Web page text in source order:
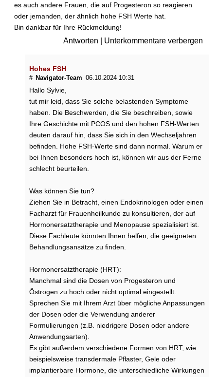
es auch andere Frauen, die auf Progesteron so reagieren
oder jemanden, der ähnlich hohe FSH Werte hat.
Bin dankbar für Ihre Rückmeldung!
Antworten Unterkommentare verbergen
Hohes FSH
# Navigator-Team 06.10.2024 10:31
Hallo Sylvie,
tut mir leid, dass Sie solche belastenden Symptome
haben. Die Beschwerden, die Sie beschreiben, sowie
Ihre Geschichte mit PCOS und den hohen FSH-Werten
deuten darauf hin, dass Sie sich in den Wechseljahren
befinden. Hohe FSH-Werte sind dann normal. Warum er
bei Ihnen besonders hoch ist, können wir aus der Ferne
schlecht beurteilen.
Was können Sie tun?
Ziehen Sie in Betracht, einen Endokrinologen oder einen
Facharzt für Frauenheilkunde zu konsultieren, der auf
Hormonersatztherapie und Menopause spezialisiert ist.
Diese Fachleute könnten Ihnen helfen, die geeigneten
Behandlungsansätze zu finden.
Hormonersatztherapie (HRT):
Manchmal sind die Dosen von Progesteron und
Östrogen zu hoch oder nicht optimal eingestellt.
Sprechen Sie mit Ihrem Arzt über mögliche Anpassungen
der Dosen oder die Verwendung anderer
Formulierungen (z.B. niedrigere Dosen oder andere
Anwendungsarten).
Es gibt außerdem verschiedene Formen von HRT, wie
beispielsweise transdermale Pflaster, Gele oder
implantierbare Hormone, die unterschiedliche Wirkungen
►
Therapieverfahren
Medikamente